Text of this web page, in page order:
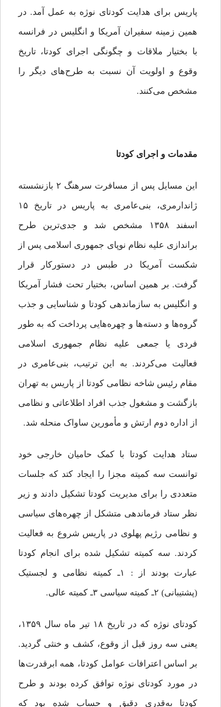
پاریس برای هدایت کودتای نوژه به عمل آمد. در
همین زمینه سفیران آمریکا و انگلیس در فرانسه
با بختیار ملاقات و چگونگی اجرای کودتا، تاریخ
وقوع و اولویت آن نسبت به طرح‌های دیگر را
مشخص می‌کنند.
مقدمات و اجرای کودتا
این مسایل پس از مسافرت سرهنگ ۲ بازنشسته
ژاندارمری، بنی‌عامری به پاریس در تاریخ ۱۵
اسفند ۱۳۵۸ مشخص شد و جدی‌ترین طرح
براندازی علیه نظام نوپای جمهوری اسلامی پس از
شکست آمریکا در طبس در دستورکار قرار
گرفت. بر همین اساس، بختیار تحت فشار آمریکا
و انگلیس به سازماندهی کودتا و شناسایی و جذب
گروه‌ها و دسته‌ها و چهره‌هایی پرداخت که به طور
فردی یا جمعی علیه نظام جمهوری اسلامی
فعالیت می‌کردند. به این ترتیب، بنی‌عامری در
مقام رئیس شاخه نظامی کودتا از پاریس به تهران
بازگشت و مشغول جذب افراد اطلاعاتی و نظامی
از اداره دوم ارتش و مأمورین ساواک منحله شد.
ستاد هدایت کودتا با کمک حامیان خارجی خود
توانست سه کمیته مجزا را ایجاد کتد که جلسات
متعددی را برای مدیریت کودتا تشکیل ‌دادند و زیر
نظر ستاد فرماندهی متشکل از چهره‌های سیاسی
و نظامی رژیم پهلوی در پاریس شروع به فعالیت
‌کردند. سه کمیته تشکیل شده برای انجام کودتا
عبارت بودند از : ۱ـ کمیته نظامی و لجستیک
(پشتیبانی) ۲ـ کمیته سیاسی ۳ـ کمیته عالی.
کودتای نوژه که در تاریخ ۱۸ تیر ماه سال ۱۳۵۹،
یعنی سه روز قبل از وقوع، کشف و خنثی گردید.
بر اساس اعترافات عوامل کودتا، همه ابرقدرت‌ها
در مورد کودتای نوژه توافق کرده بودند و طرح
کودتا به‌قدری دقیق و حساب شده بود که